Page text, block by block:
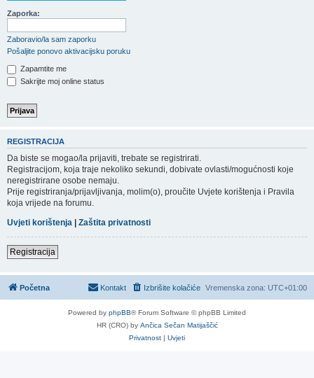
Zaporka:
Zaboravio/la sam zaporku
Pošaljite ponovo aktivacijsku poruku
Zapamtite me
Sakrijte moj online status
REGISTRACIJA
Da biste se mogao/la prijaviti, trebate se registrirati.
Registracijom, koja traje nekoliko sekundi, dobivate ovlasti/mogućnosti koje
neregistrirane osobe nemaju.
Prije registriranja/prijavljivanja, molim(o), proučite Uvjete korištenja i Pravila
koja vrijede na forumu.
Uvjeti korištenja | Zaštita privatnosti
Registracija
Početna Vremenska zona: UTC+01:00
Izbrišite kolačiće
Kontakt
Powered by phpBB® Forum Software © phpBB Limited
HR (CRO) by Ančica Sečan Matijaščić
Privatnost | Uvjeti